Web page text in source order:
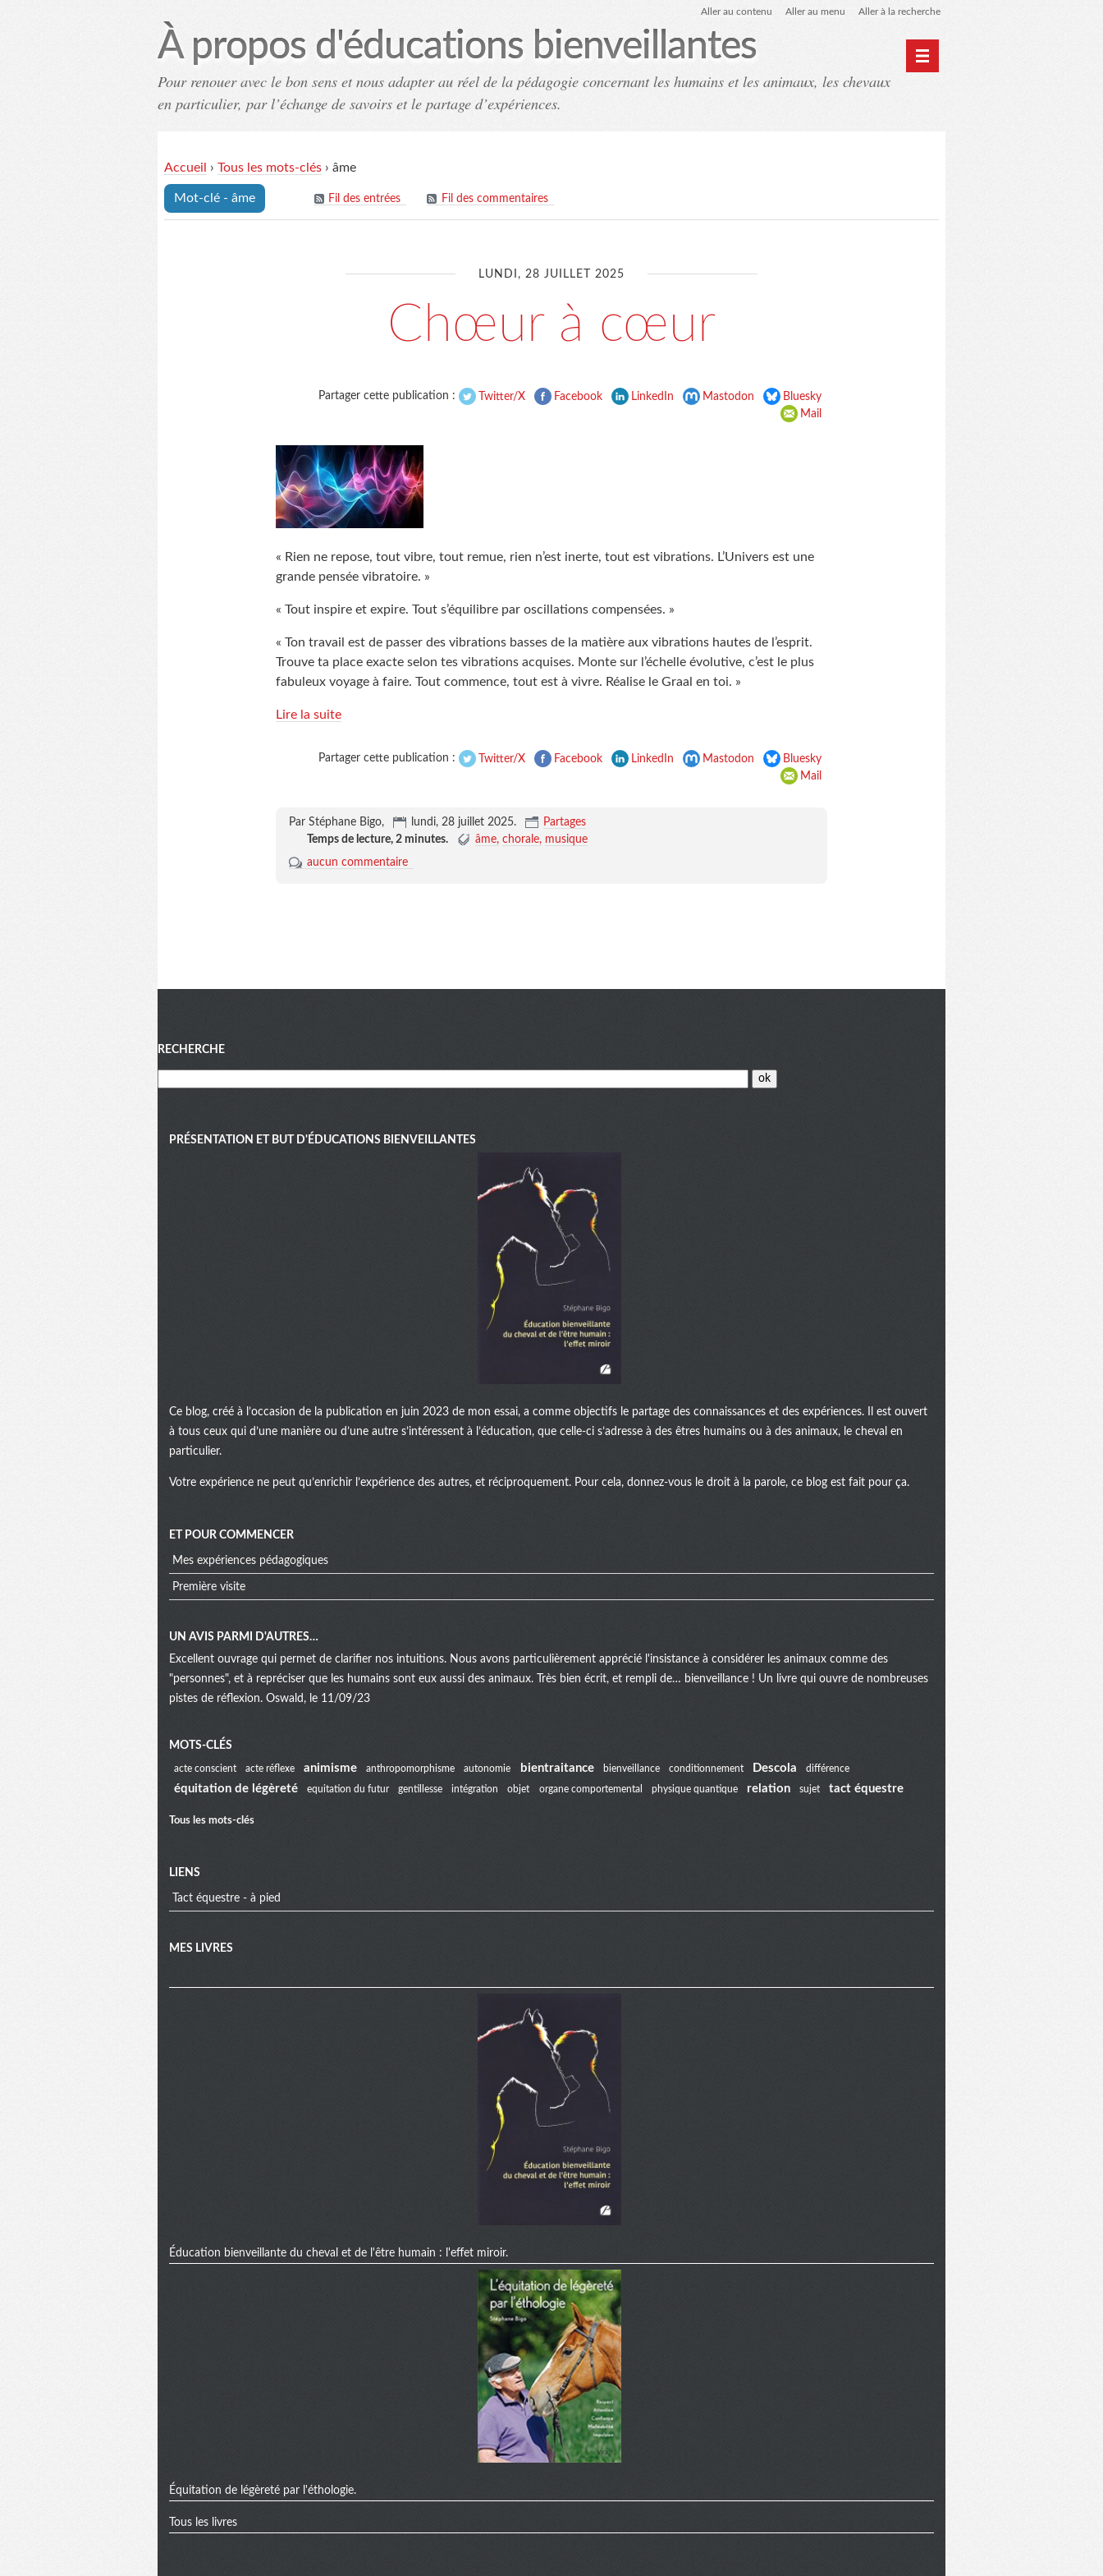
Aller au contenu Aller au menu Aller à la recherche
À propos d'éducations bienveillantes
Pour renouer avec le bon sens et nous adapter au réel de la pédagogie concernant les humains et les animaux, les chevaux
en particulier, par l’échange de savoirs et le partage d’expériences.
Accueil
› Tous les mots-clés › âme
Mot-clé - âme Fil des entrées Fil des commentaires
LUNDI, 28 JUILLET 2025
Chœur à cœur
Partager cette publication : Twitter/X Facebook LinkedIn Mastodon
Bluesky
Mail
« Rien ne repose, tout vibre, tout remue, rien n’est inerte, tout est vibrations. L’Univers est une
grande pensée vibratoire. »
« Tout inspire et expire. Tout s’équilibre par oscillations compensées. »
« Ton travail est de passer des vibrations basses de la matière aux vibrations hautes de l’esprit.
Trouve ta place exacte selon tes vibrations acquises. Monte sur l’échelle évolutive, c’est le plus
fabuleux voyage à faire. Tout commence, tout est à vivre. Réalise le Graal en toi. »
Lire la suite
Partager cette publication : Twitter/X Facebook LinkedIn Mastodon
Bluesky
Mail
Par Stéphane Bigo, lundi, 28 juillet 2025.
Partages
Temps de lecture, 2 minutes. âme chorale musique
aucun commentaire
Menu
RECHERCHE
PRÉSENTATION ET BUT D'ÉDUCATIONS BIENVEILLANTES
Ce blog, créé à l’occasion de la publication en juin 2023 de mon essai, a comme objectifs le partage des connaissances et des expériences. Il est ouvert
à tous ceux qui d’une manière ou d’une autre s’intéressent à l’éducation, que celle-ci s’adresse à des êtres humains ou à des animaux, le cheval en
particulier.
Votre expérience ne peut qu’enrichir l’expérience des autres, et réciproquement. Pour cela, donnez-vous le droit à la parole, ce blog est fait pour ça.
ET POUR COMMENCER
Mes expériences pédagogiques
Première visite
UN AVIS PARMI D'AUTRES…
Excellent ouvrage qui permet de clarifier nos intuitions. Nous avons particulièrement apprécié l'insistance à considérer les animaux comme des
"personnes", et à repréciser que les humains sont eux aussi des animaux. Très bien écrit, et rempli de… bienveillance ! Un livre qui ouvre de nombreuses
pistes de réflexion. Oswald, le 11/09/23
Menu
extra
MOTS-CLÉS
acte conscient acte réflexe animisme anthropomorphisme autonomie bientraitance bienveillance conditionnement Descola différence
équitation de légèreté equitation du futur gentillesse intégration objet organe comportemental physique quantique relation sujet tact équestre
Tous les mots-clés
LIENS
Tact équestre - à pied
MES LIVRES
Éducation bienveillante du cheval et de l'être humain : l'effet miroir.
Équitation de légèreté par l'éthologie.
Tous les livres